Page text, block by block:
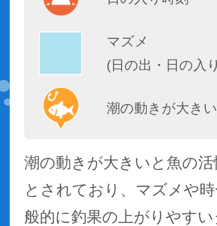
マズメ
(日の出・日の入
潮の動きが大き
潮の動きが大きいと魚の
とされており、マズメや
般的に釣果の上がりやす